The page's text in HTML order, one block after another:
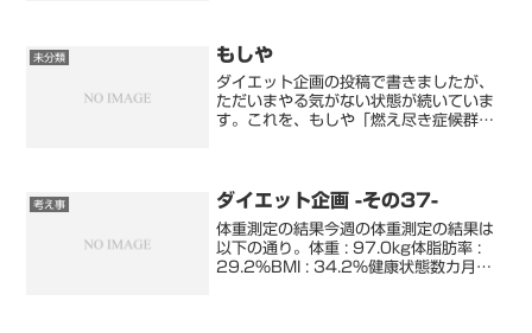
けに、自分の生きる意...
未分類 もしや
ダイエット企画の投稿で書きましたが、
ただいまやる気がない状態が続いていま
す。これを、もしや「燃え尽き症候群」
勉強をはじめるような毎...
考え事 ダイエット企画 -その37-
体重測定の結果今週の体重測定の結果は
以下の通り。体重 : 97.0kg体脂肪率 :
29.2%BMI : 34.2%健康状態数カ月前